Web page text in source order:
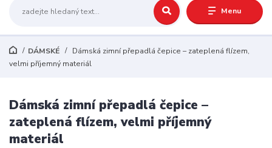
Menu
DÁMSKÉ
Dámská zimní přepadlá čepice – zateplená flízem,
velmi příjemný materiál
Dámská zimní přepadlá čepice –
zateplená flízem, velmi příjemný
materiál